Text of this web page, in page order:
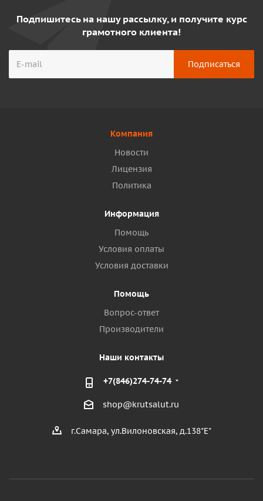
Подпишитесь на нашу рассылку, и получите курс
грамотного клиента!
Компания
Новости
Лицензия
Политика
Информация
Помощь
Условия оплаты
Условия доставки
Помощь
Вопрос-ответ
Производители
Наши контакты
+7(846)274-74-74
shop@krutsalut.ru
г.Самара, ул.Вилоновская, д.138"Е"